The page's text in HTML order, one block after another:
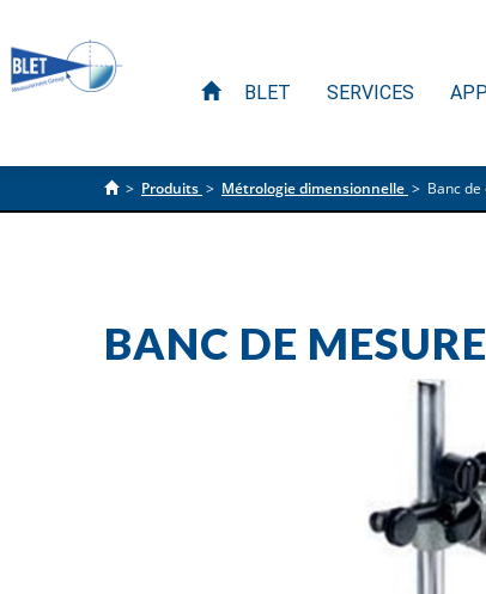
BLET SERVICES
> Produits > Métrologie dimensionnelle > Banc
BANC DE